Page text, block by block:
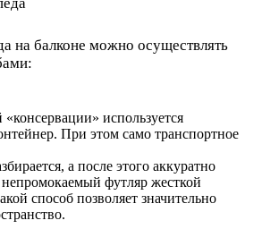
на балконе можно осуществлять
используется
При этом само транспортное
а после этого аккуратно
непромокаемый футляр жесткой
способ позволяет значительно